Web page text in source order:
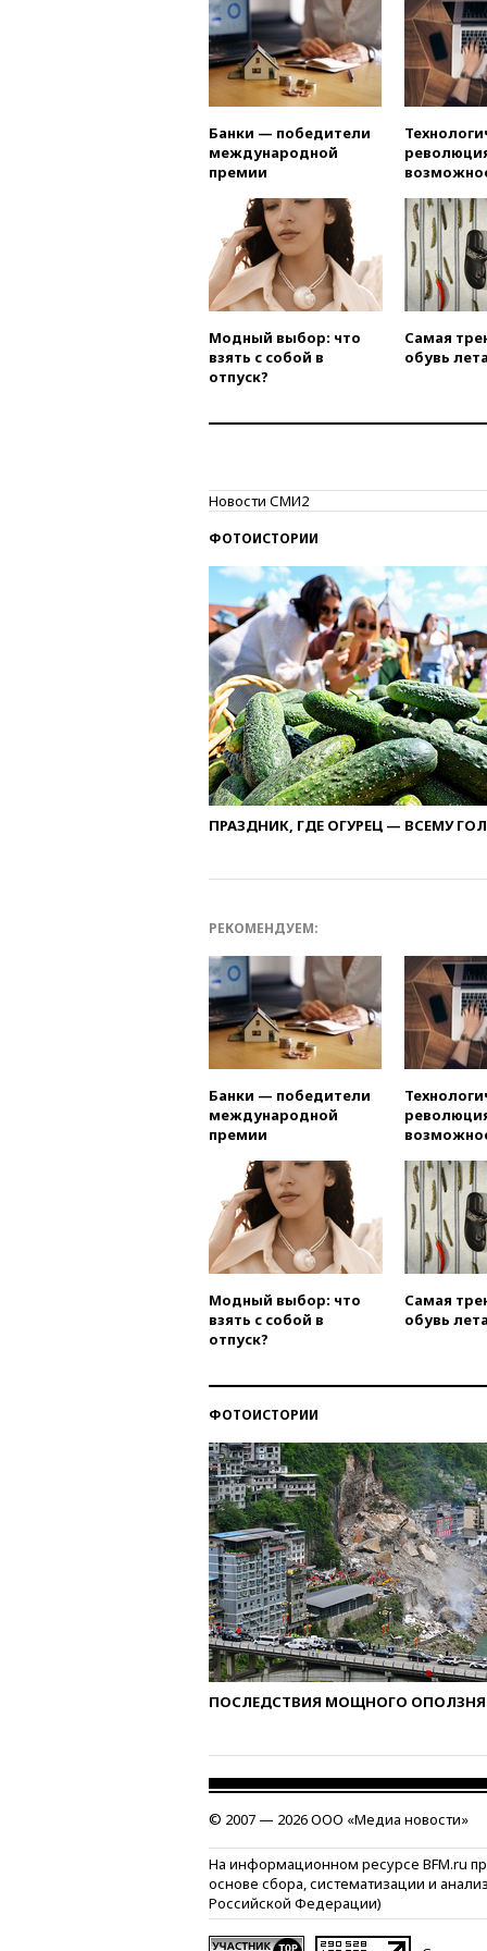
Банки — победители
международной
премии
Модный выбор: что
взять с собой в
отпуск?
Самая
обувь
Новости СМИ2
ФОТОИСТОРИИ
ПРАЗДНИК, ГДЕ ОГУРЕЦ — ВСЕМУ
РЕКОМЕНДУЕМ:
Банки — победители
международной
премии
Модный выбор: что
взять с собой в
отпуск?
Самая
обувь
ФОТОИСТОРИИ
ПОСЛЕДСТВИЯ МОЩНОГО ОПОЛЗНЯ
© 2007 — 2026 ООО «Медиа новости»
На информационном ресурсе BFM.ru
основе сбора, систематизации и
Российской Федерации)